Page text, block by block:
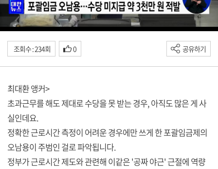
조회수 : 234회 0 공유하기
최대환 앵커>
초과근무를 해도 제대로 수당을 못 받는 경우, 아직도 많은 게 사
실인데요.
정확한 근로시간 측정이 어려운 경우에만 쓰게 한 포괄임금제의
오남용이 주범인 걸로 파악됩니다.
정부가 근로시간 제도와 관련해 이같은 '공짜 야근' 근절에 역량